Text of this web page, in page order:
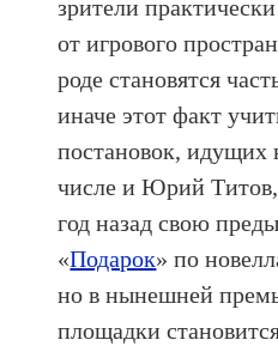
зрители
от игрового
роде становятся
иначе этот факт
постановок, идущих
числе и Юрий
год назад свою
«Подарок» по
но в нынешней
площадки